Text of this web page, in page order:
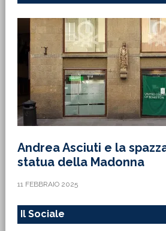
Andrea Asciuti e la
statua della Madonna
11 FEBBRAIO 2025
Il Sociale